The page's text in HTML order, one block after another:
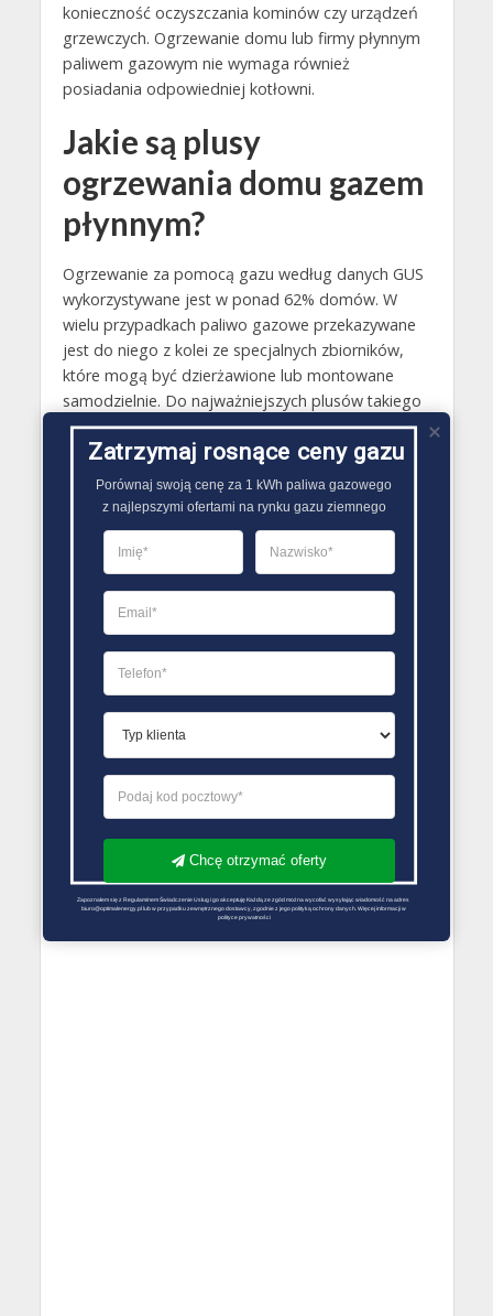
konieczność oczyszczania kominów czy urządzeń
grzewczych. Ogrzewanie domu lub firmy płynnym
paliwem gazowym nie wymaga również
posiadania odpowiedniej kotłowni.
Jakie są plusy
ogrzewania domu gazem
płynnym?
Ogrzewanie za pomocą gazu według danych GUS
wykorzystywane jest w ponad 62% domów. W
wielu przypadkach paliwo gazowe przekazywane
jest do niego z kolei ze specjalnych zbiorników,
które mogą być dzierżawione lub montowane
samodzielnie. Do najważniejszych plusów takiego
ogrzewania zaliczyć można między innymi: wysoką
efektywność grzewczą, zwłaszcza w przypadku
zastosowania kotłów gazowych kondensacyjnych,
niewielką awaryjność instalacji, samoobsługowość,
niemal całkowity brak wpływu na otoczenie..
PORÓWNYWARKA OFERT GAZU
Zatrzymaj rosnące ceny gazu
Porównaj swoją cenę za 1 kWh paliwa gazowego
z najlepszymi ofertami na rynku gazu ziemnego
Chcę otrzymać oferty
Zapoznałem się z Regulaminem Świadczenie Usług i go akceptuję Każdą ze zgód można wycofać wysyłając wiadomość na adres
biuro@optimalenergy.pl lub w przypadku zewnętrznego dostawcy, zgodnie z jego polityką ochrony danych. Więcej informacji w
polityce prywatności